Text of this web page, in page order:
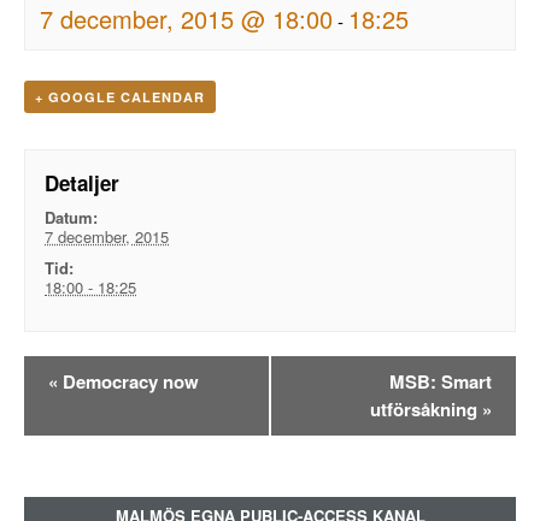
7 december, 2015 @ 18:00- 18:25
+ GOOGLE CALENDAR
Detaljer
Datum:
7 december, 2015
Tid:
18:00 - 18:25
Evenemangsnavigation
« Democracy now
MSB: Smart
utförsåkning »
MALMÖS EGNA PUBLIC-ACCESS KANAL